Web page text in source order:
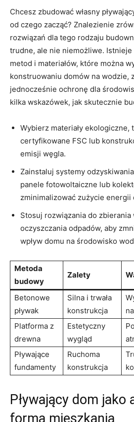
Chcesz zbudować własny
od czego zacząć? Znalezienie
rozwiązań dla tego rodzaju
trudne, ale nie niemożliwe.
metod i materiałów, ‌które można
konstruowaniu domów⁤ na wodzie,
jednocześnie⁤ ochronę⁢ dla
kilka wskazówek, jak skutecznie
Wybierz materiały ekologiczne,
certyfikowane ‍FSC​ lub
emisji węgla.
Zainstaluj systemy
panele fotowoltaiczne lub
zminimalizować​ zużycie energii
Stosuj​ rozwiązania do
oczyszczania odpadów, aby
wpływ domu⁤ na środowisko
Metoda
budowy
Zalety
Betonowe
pływak
Silna i trwała
konstrukcja
Platforma z⁢
drewna
Estetyczny
wygląd
Pływające
fundamenty
Ruchoma
⁢konstrukcja
Pływający dom jako
⁣forma mieszkania